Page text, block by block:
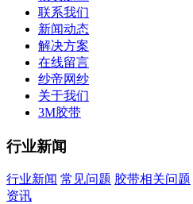
联系我们
新闻动态
解决方案
在线留言
纱帝网纱
关于我们
3M胶带
行业新闻
行业新闻 常见问题 胶带相关问题
资讯